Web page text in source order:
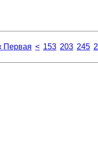
Первая < 153 203 245